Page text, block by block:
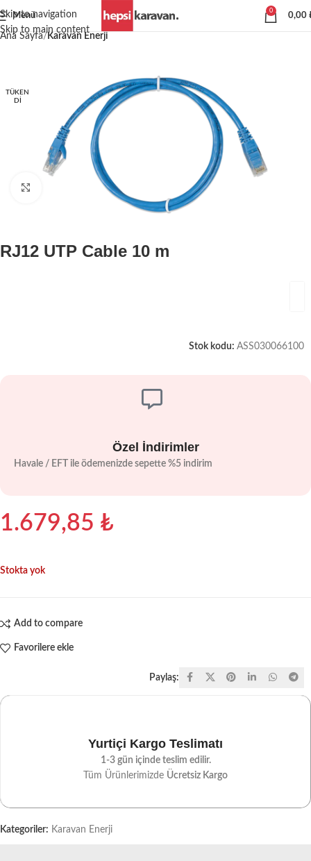
Skip to navigation
Skip to main content
Menü
0
0,00
Ana Sayfa Karavan Enerji
TÜKEN
DI
Büyütmek için tıklayın
RJ12 UTP Cable 10 m
Stok kodu: ASS030066100
Özel İndirimler
Havale / EFT ile ödemenizde sepette %5 indirim
1.679,85 ₺
Stokta yok
Add to compare
Favorilere ekle
Paylaş:
Yurtiçi Kargo Teslimatı
1-3 gün içinde teslim edilir.
Tüm Ürünlerimizde Ücretsiz Kargo
Kategoriler: Karavan Enerji